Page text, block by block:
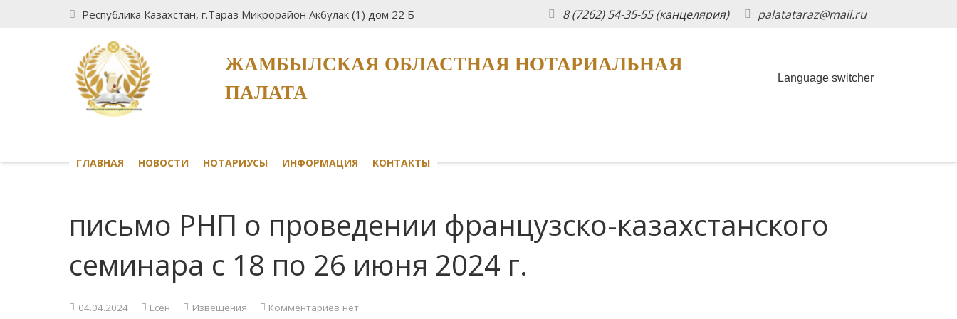
Республика Казахстан, г.Тараз Микрорайон Акбулак (1) дом 22 Б 8 (7262) 54-35-55 (канцелярия) palatataraz@mail.ru
ЖАМБЫЛСКАЯ ОБЛАСТНАЯ НОТАРИАЛЬНАЯ
ПАЛАТА
Language switcher
ГЛАВНАЯ НОВОСТИ НОТАРИУСЫ ИНФОРМАЦИЯ КОНТАКТЫ
письмо РНП о проведении французско-казахстанского
семинара с 18 по 26 июня 2024 г.
04.04.2024 Есен Извещения Комментариев нет